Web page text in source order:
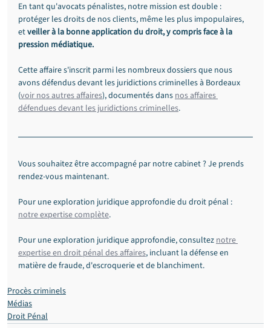
En tant qu'avocats pénalistes, notre mission est double :
protéger les droits de nos clients, même les plus impopulaires,
et veiller à la bonne application du droit, y compris face à la
pression médiatique.
Cette affaire s'inscrit parmi les nombreux dossiers que nous
avons défendus devant les juridictions criminelles à Bordeaux
(voir nos autres affaires), documentés dans nos affaires
défendues devant les juridictions criminelles.
Vous souhaitez être accompagné par notre cabinet ? Je prends
rendez-vous maintenant.
Pour une exploration juridique approfondie du droit pénal :
notre expertise complète.
Pour une exploration juridique approfondie, consultez notre
expertise en droit pénal des affaires, incluant la défense en
matière de fraude, d'escroquerie et de blanchiment.
Procès criminels
Médias
Droit Pénal